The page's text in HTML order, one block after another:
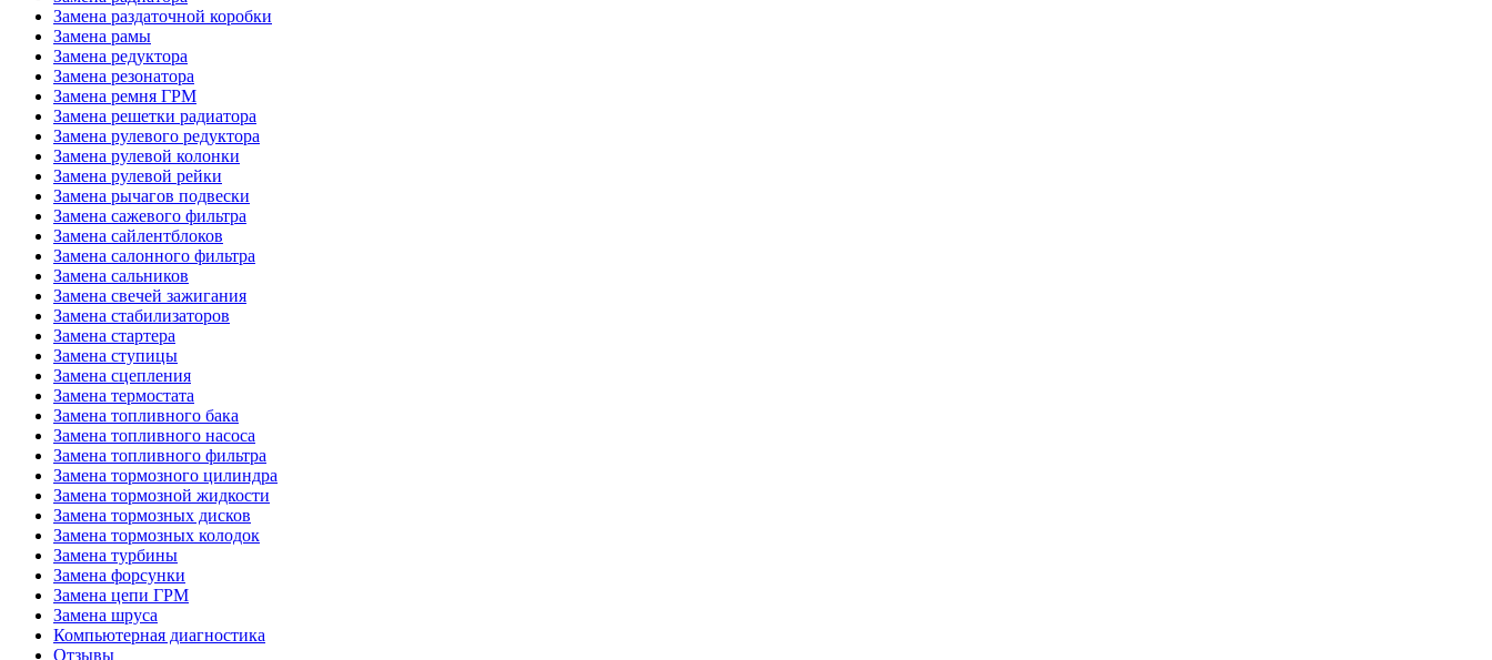
Замена раздаточной коробки
Замена рамы
Замена редуктора
Замена резонатора
Замена ремня ГРМ
Замена решетки радиатора
Замена рулевого редуктора
Замена рулевой колонки
Замена рулевой рейки
Замена рычагов подвески
Замена сажевого фильтра
Замена сайлентблоков
Замена салонного фильтра
Замена сальников
Замена свечей зажигания
Замена стабилизаторов
Замена стартера
Замена ступицы
Замена сцепления
Замена термостата
Замена топливного бака
Замена топливного насоса
Замена топливного фильтра
Замена тормозного цилиндра
Замена тормозной жидкости
Замена тормозных дисков
Замена тормозных колодок
Замена турбины
Замена форсунки
Замена цепи ГРМ
Замена шруса
Компьютерная диагностика
Отзывы